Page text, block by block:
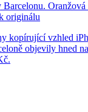
originálu
kopírující vzhled
objevily hned